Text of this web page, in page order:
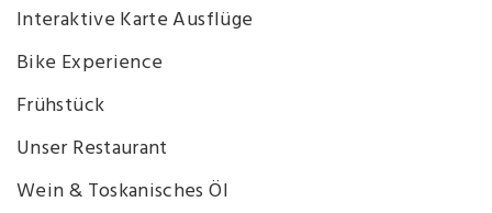
Interaktive Karte Ausflüge
Bike Experience
Frühstück
Unser Restaurant
Wein & Toskanisches Öl